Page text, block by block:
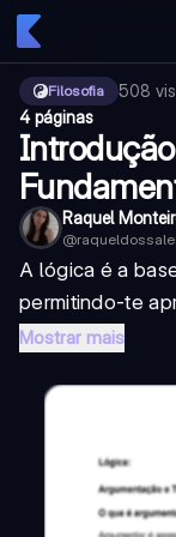
Filosofia 508
4 páginas
Raquel
@
A lógica é a
permitindo-te
Mostrar mais